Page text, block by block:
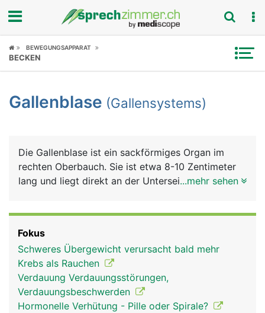
Fokus
Symptome
News
Rubriken
BEWEGUNGSAPPARAT
BECKEN
Gallenblase (Gallensystems)
Die Gallenblase ist ein sackförmiges Organ im
rechten Oberbauch. Sie ist etwa 8-10 Zentimeter
lang und liegt direkt an der Unterseite der Leber.
Gallenkanälchen in der Leber sammeln die Galle
und führen sie über den Hauptgallengang dem
Dünndarm zu. Ein Teil davon zweigt in die
Gallenblase ab und wird dort im eingedickten
Zustand zwischengespeichert. Sobald Nahrung
aus dem Magen in den Dünndarm übertritt, zieht
...mehr sehen
Fokus
Schweres Übergewicht verursacht bald mehr
Krebs als Rauchen
Verdauung Verdauungsstörungen,
Verdauungsbeschwerden
Hormonelle Verhütung - Pille oder Spirale?